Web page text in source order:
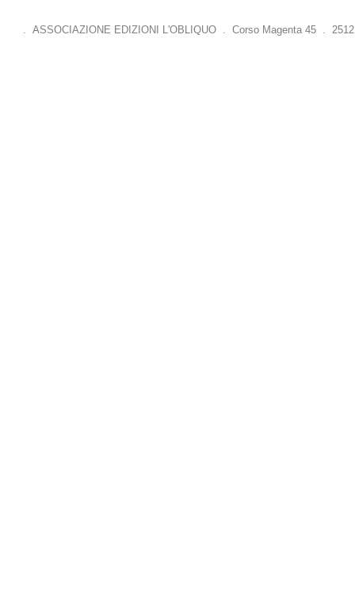
. ASSOCIAZIONE EDIZIONI L'OBLIQUO . Corso Magenta 45 .